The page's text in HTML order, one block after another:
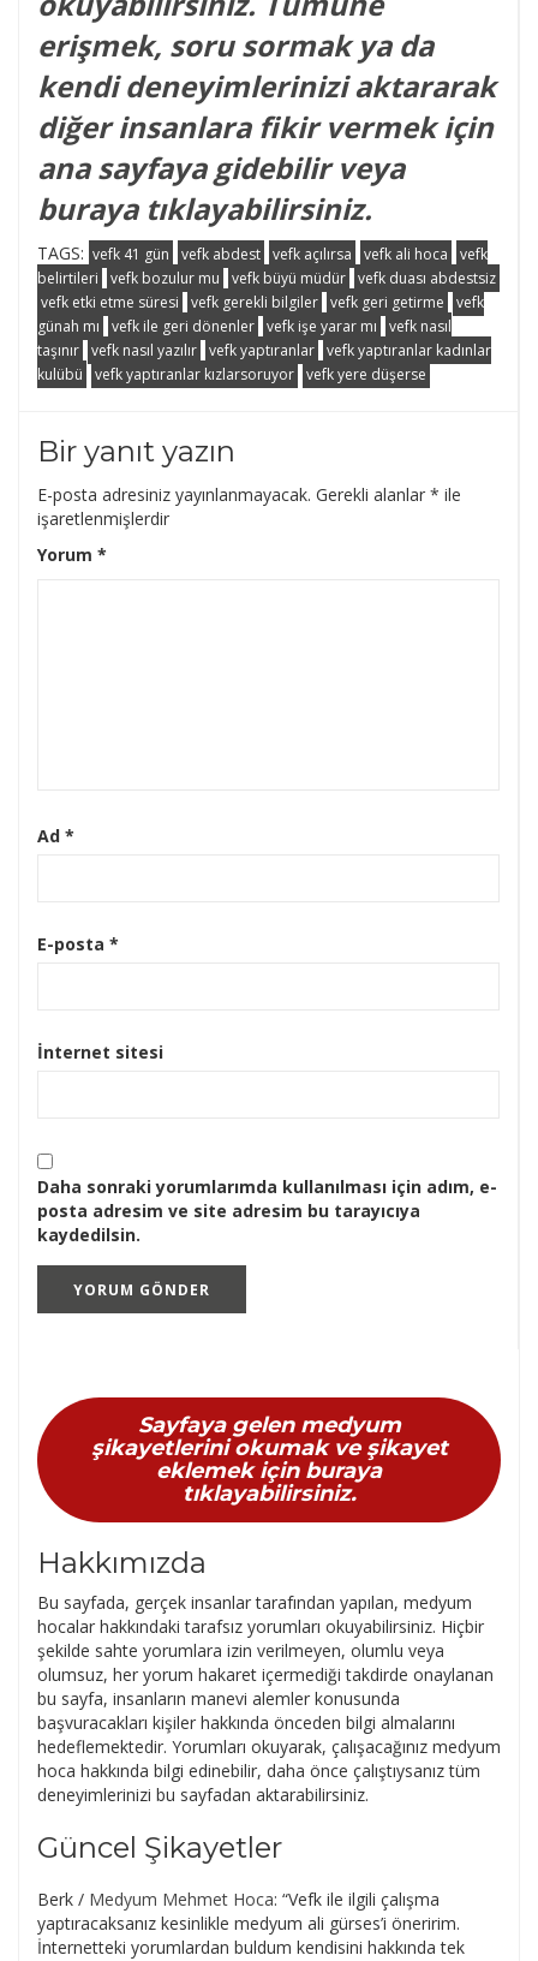
erişmek, soru sormak ya da
kendi deneyimlerinizi aktararak
diğer insanlara fikir vermek için
ana sayfaya gidebilir veya
buraya tıklayabilirsiniz.
TAGS: vefk 41 gün vefk abdest vefk açılırsa vefk ali hoca
vefk
belirtileri
vefk bozulur mu vefk büyü müdür vefk duası abdestsiz
vefk etki etme süresi
vefk gerekli bilgiler vefk geri getirme
vefk
günah mı
vefk ile geri dönenler vefk işe yarar mı
vefk nasıl
taşınır vefk nasıl yazılır vefk yaptıranlar vefk yaptıranlar kadınlar
kulübü
vefk yaptıranlar kızlarsoruyor vefk yere düşerse
Bir yanıt yazın
E-posta adresiniz yayınlanmayacak. Gerekli alanlar * ile
işaretlenmişlerdir
Yorum *
Ad *
E-posta *
İnternet sitesi
Daha sonraki yorumlarımda kullanılması için adım, e-
posta adresim ve site adresim bu tarayıcıya
kaydedilsin.
Sayfaya gelen medyum
şikayetlerini okumak ve şikayet
eklemek için buraya
tıklayabilirsiniz.
Hakkımızda
Bu sayfada, gerçek insanlar tarafından yapılan, medyum
hocalar hakkındaki tarafsız yorumları okuyabilirsiniz. Hiçbir
şekilde sahte yorumlara izin verilmeyen, olumlu veya
olumsuz, her yorum hakaret içermediği takdirde onaylanan
bu sayfa, insanların manevi alemler konusunda
başvuracakları kişiler hakkında önceden bilgi almalarını
hedeflemektedir. Yorumları okuyarak, çalışacağınız medyum
hoca hakkında bilgi edinebilir, daha önce çalıştıysanız tüm
deneyimlerinizi bu sayfadan aktarabilirsiniz.
Güncel Şikayetler
Berk / Medyum Mehmet Hoca: “Vefk ile ilgili çalışma
yaptıracaksanız kesinlikle medyum ali gürses’i öneririm.
İnternetteki yorumlardan buldum kendisini hakkında tek